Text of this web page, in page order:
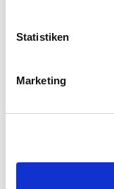
Statistiken
Marketing